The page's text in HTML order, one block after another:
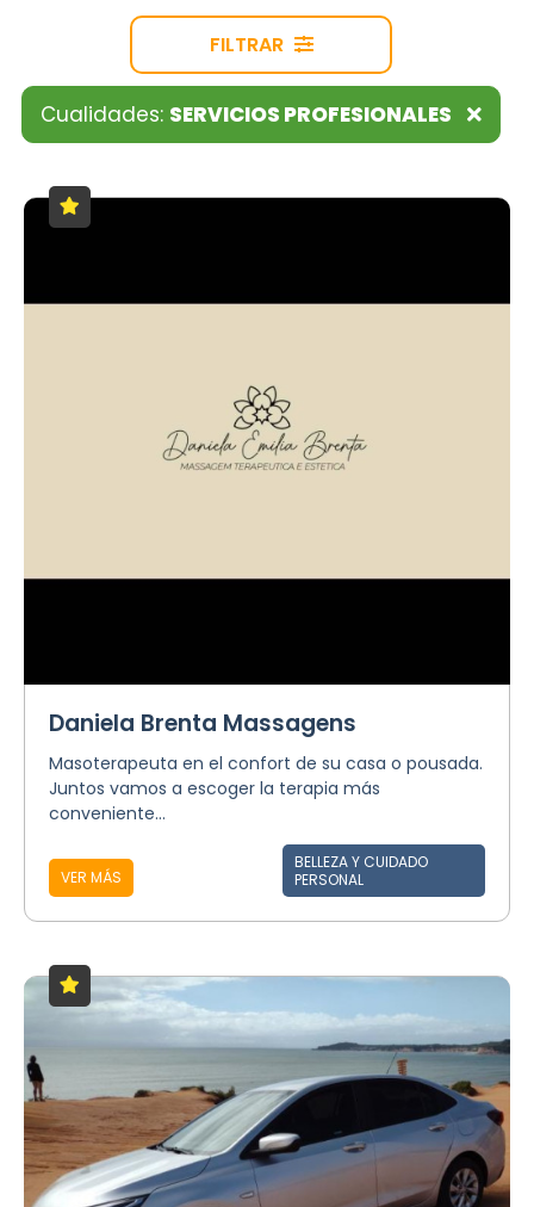
FILTRAR
Cualidades: SERVICIOS PROFESIONALES
Daniela Brenta Massagens
Masoterapeuta en el confort de su casa o pousada.
Juntos vamos a escoger la terapia más
conveniente...
VER MÁS
BELLEZA Y CUIDADO
PERSONAL